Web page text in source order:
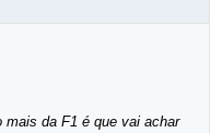
mais da F1 é que vai achar